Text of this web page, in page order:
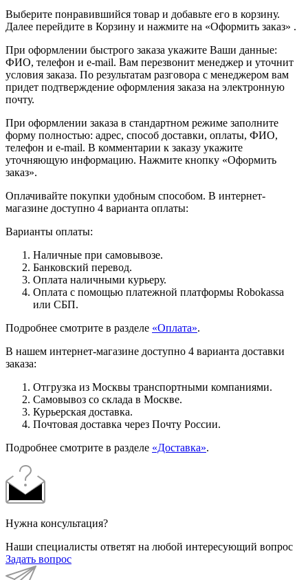
Выберите понравившийся товар и добавьте его в корзину.
Далее перейдите в Корзину и нажмите на «Оформить заказ» .
При оформлении быстрого заказа укажите Ваши данные:
ФИО, телефон и e-mail. Вам перезвонит менеджер и уточнит
условия заказа. По результатам разговора с менеджером вам
придет подтверждение оформления заказа на электронную
почту.
При оформлении заказа в стандартном режиме заполните
форму полностью: адрес, способ доставки, оплаты, ФИО,
телефон и e-mail. В комментарии к заказу укажите
уточняющую информацию. Нажмите кнопку «Оформить
заказ».
Оплачивайте покупки удобным способом. В интернет-
магазине доступно 4 варианта оплаты:
Варианты оплаты:
Наличные при самовывозе.
Банковский перевод.
Оплата наличными курьеру.
Оплата с помощью платежной платформы Robokassa
или СБП.
Подробнее смотрите в разделе «Оплата».
В нашем интернет-магазине доступно 4 варианта доставки
заказа:
Отгрузка из Москвы транспортными компаниями.
Самовывоз со склада в Москве.
Курьерская доставка.
Почтовая доставка через Почту России.
Подробнее смотрите в разделе «Доставка».
Нужна консультация?
Наши специалисты ответят на любой интересующий вопрос
Задать вопрос